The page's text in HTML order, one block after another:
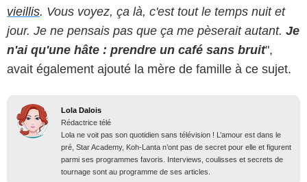
vieillis. Vous voyez, ça là, c'est tout le temps nuit et
jour. Je ne pensais pas que ça me pèserait autant. Je
n'ai qu'une hâte : prendre un café sans bruit",
avait également ajouté la mère de famille à ce sujet.
Lola Dalois
Rédactrice télé
Lola ne voit pas son quotidien sans télévision ! L’amour est dans le
pré, Star Academy, Koh-Lanta n’ont pas de secret pour elle et figurent
parmi ses programmes favoris. Interviews, coulisses et secrets de
tournage sont au programme de ses articles.